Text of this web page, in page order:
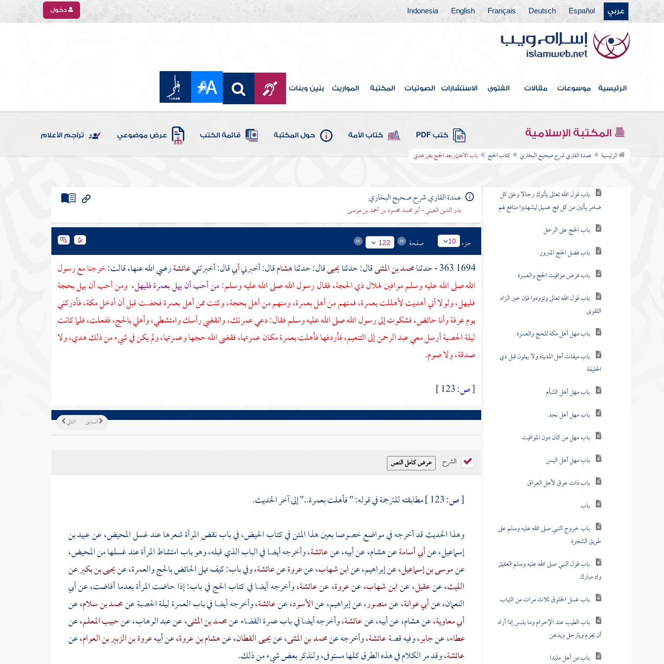
عربي Español
Deutsch
Français
English
Indonesia دخول
الرئيسية موسوعات مقالات الفتوى الاستشارات الصوتيات المكتبة المواريث بنين وبنات
المكتبة الإسلامية كتب PDF كتاب الأمة حول المكتبة قائمة الكتب عرض موضوعي تراجم الأعلام
الرئيسية عمدة القاري شرح صحيح البخاري كتاب الحج باب الاعتمار بعد الحج بغير هدي
أبواب سجود القرآن
أبواب تقصير الصلاة
باب التهجد بالليل
أبواب التطوع
كتاب الجنائز
كتاب الزكاة
كتاب الحج
باب قول الله تعالى يأتوك رجالا وعلى كل
ضامر يأتين من كل فج عميق ليشهدوا منافع لهم
باب الحج على الرحل
باب فضل الحج المبرور
باب فرض مواقيت الحج والعمرة
باب قول الله تعالى وتزودوا فإن خير الزاد
التقوى
باب مهل أهل مكة للحج والعمرة
باب ميقات أهل المدينة ولا يهلون قبل ذي
الحليفة
باب مهل أهل الشأم
باب مهل أهل نجد
باب مهل من كان دون المواقيت
باب مهل أهل اليمن
باب ذات عرق لأهل العراق
باب
باب خروج النبي صلى الله عليه وسلم على
طريق الشجرة
باب قول النبي صلى الله عليه وسلم العقيق
واد مبارك
باب غسل الخلوق ثلاث مرات من الثياب
باب الطيب عند الإحرام وما يلبس إذا أراد
أن يحرم ويترجل ويدهن
باب من أهل ملبدا
عمدة القاري شرح صحيح البخاري
بدر الدين العيني - أبو محمد محمود بن أحمد بن موسى
جزء 10 صفحة 122
1694 363 - حدثنا محمد بن المثنىقال: حدثنايحيىقال: حدثناهشامقال: أخبرنيأبيقال: أخبرتنيعائشةرضي الله عنها، قالت:خرجنا مع رسول
الله صلى الله عليه وسلم موافين لهلال ذي الحجة، فقال رسول الله صلى الله عليه وسلم:من أحب أن يهل بعمرة فليهل، ومن أحب أن يهل بحجة
فليهل، ولولا أني أهديت لأهللت بعمرة، فمنهم من أهل بعمرة، ومنهم من أهل بحجة، وكنت ممن أهل بعمرة فحضت قبل أن أدخلمكة،فأدركني
يومعرفةوأنا حائض، فشكوت إلى رسول الله صلى الله عليه وسلم فقال: دعي عمرتك، وانقضي رأسك وامتشطي، وأهلي بالحج، ففعلت، فلما كانت
ليلة الحصبة أرسل معيعبد الرحمنإلىالتنعيم،فأردفها فأهلت بعمرة مكان عمرتها، فقضى الله حجها وعمرتها، ولم يكن في شيء من ذلك هدي، ولا
صدقة، ولا صوم.
[ص:
التالي السابق
الشرح
[ص:
مطابقته للترجمة في قوله: " فأهلت بعمرة.." إلى آخر الحديث.
وهذا الحديث قد أخرجه في مواضع خصوصا بعين هذا المتن في كتاب الحيض، في باب نقض المرأة شعرها عند غسل المحيض، عنعبيد بن
إسماعيل،عنأبي أسامةعنهشام،عن أبيه، عنعائشة،وأخرجه أيضا في الباب الذي قبله، وهو باب امتشاط المرأة عند غسلها من المحيض،
عنموسى بن إسماعيل،عنإبراهيم،عنابن شهاب،عنعروةعنعائشة،وفي باب: كيف تهل الحائض بالحج والعمرة، عنيحيى بن بكيرعن
الليث،عنعقيل،عنابن شهاب،عنعروة،عنعائشة،وأخرجه أيضا في كتاب الحج في باب: إذا حاضت المرأة بعدما أفاضت، عنأبي
النعمان،عنأبي عوانة،عنمنصور،عنإبراهيم،عنالأسود،عنعائشة،وأخرجه أيضا في باب العمرة ليلة الحصبة عنمحمد بن سلام،عن
أبي معاوية،عنهشام،عن أبيه، عنعائشة،وأخرجه أيضا في باب عمرة القضاء عنمحمد بن المثنى،عنعبد الوهاب،عنحبيب المعلم،عن
عطاء،عنجابر،وفيه قصةعائشة،وأخرجه عنمحمد بن المثنى،عنيحيى القطان،عنهشام بن عروة،عن أبيهعروة بن الزبير بن العوام،عن
عائشة،وقد مر الكلام في هذه الطرق كلها مستوفى، ولنذكر بعض شيء من ذلك.